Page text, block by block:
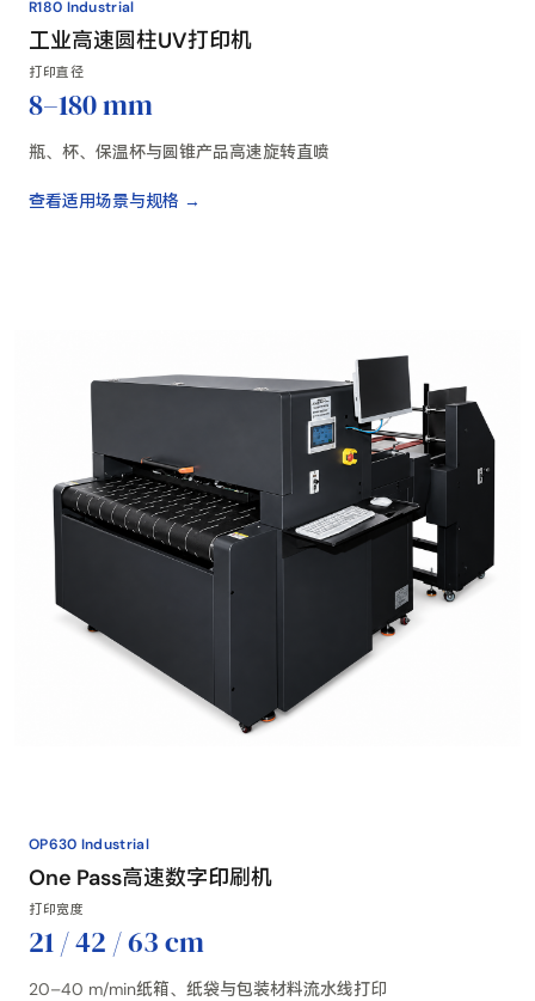
R180 Industrial
工业高速圆柱UV打印机
打印直径
8–180 mm
瓶、杯、保温杯与圆锥产品高速旋转直喷
查看适用场景与规格 →
OP630 Industrial
One Pass高速数字印刷机
打印宽度
21 / 42 / 63 cm
20–40 m/min纸箱、纸袋与包装材料流水线打印